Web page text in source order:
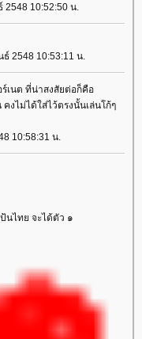
2548 10:52:50 น.
2548 10:53:11 น.
เนต ที่น่าสงสัยต่อก็คือ
ไม่ได้ใส่ไว้ตรงนั้นเล่นโก้ๆ
10:58:31 น.
นไทย จะได้ตัว ๑